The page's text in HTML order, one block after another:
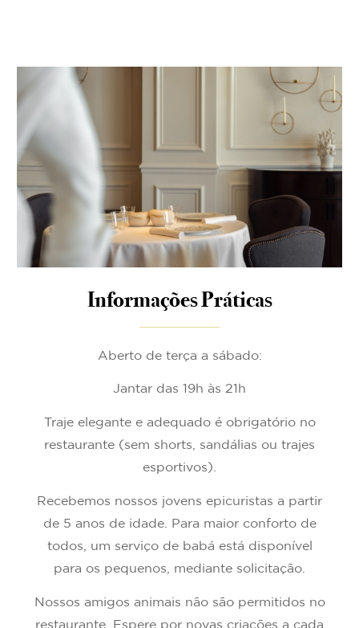
Informações Práticas
Aberto de terça a sábado:
Jantar das 19h às 21h
Traje elegante e adequado é obrigatório no
restaurante (sem shorts, sandálias ou trajes
esportivos).
Recebemos nossos jovens epicuristas a partir
de 5 anos de idade. Para maior conforto de
todos, um serviço de babá está disponível
para os pequenos, mediante solicitação.
Nossos amigos animais não são permitidos no
restaurante. Espere por novas criações a cada